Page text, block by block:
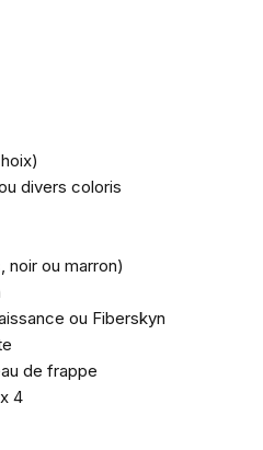
divers coloris
noir ou marron)
ou Fiberskyn
de frappe
4